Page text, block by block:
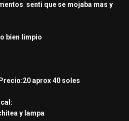
senti que se mojaba mas y
bien limpio
aprox 40 soles
y lampa